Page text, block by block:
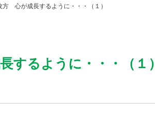
方 心が成長するように・・・（１）
するように・・・（１）